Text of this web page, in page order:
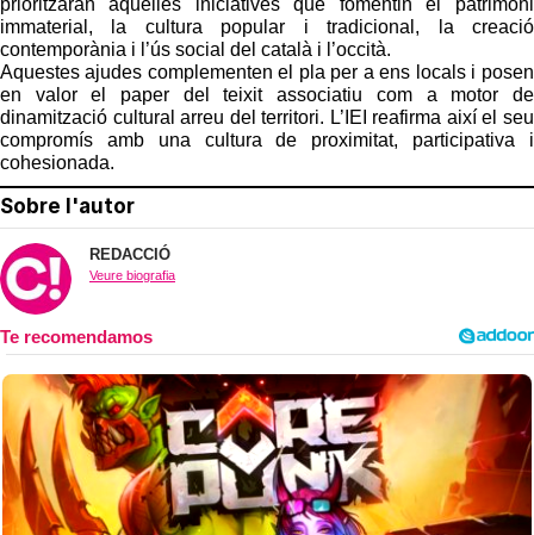
immaterial, la cultura popular i tradicional, la creació
contemporània i l’ús social del català i l’occità.
Aquestes ajudes complementen el pla per a ens locals i posen
en valor el paper del teixit associatiu com a motor de
dinamització cultural arreu del territori. L’IEI reafirma així el seu
compromís amb una cultura de proximitat, participativa i
cohesionada.
Sobre l'autor
REDACCIÓ
Veure biografia